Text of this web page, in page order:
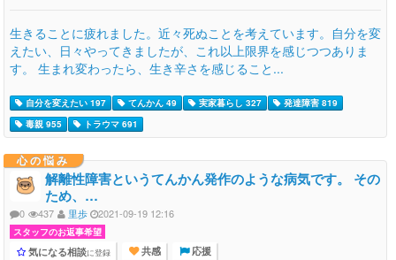
生きることに疲れました。近々死ぬことを考えています。自分を変
えたい、日々やってきましたが、これ以上限界を感じつつありま
す。 生まれ変わったら、生き辛さを感じること...
自分を変えたい 197 てんかん 49 実家暮らし 327
発達障害 819
毒親 955
トラウマ 691
心の悩み
解離性障害というてんかん発作のような病気です。 その
ため、…
0 437 里歩 2021-09-19 12:16
スタッフのお返事希望
気になる相談に登録 共感 応援